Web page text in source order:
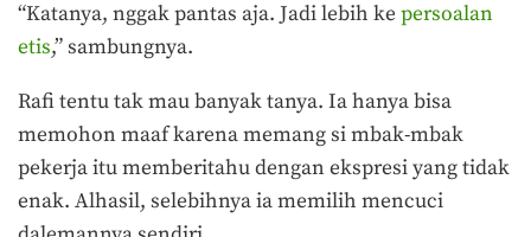
“Katanya, nggak pantas aja. Jadi lebih ke persoalan
etis,” sambungnya.
Rafi tentu tak mau banyak tanya. Ia hanya bisa
memohon maaf karena memang si mbak-mbak
pekerja itu memberitahu dengan ekspresi yang tidak
enak. Alhasil, selebihnya ia memilih mencuci